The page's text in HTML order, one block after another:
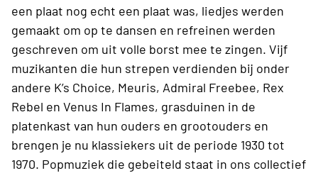
een plaat nog echt een plaat was, liedjes werden
gemaakt om op te dansen en refreinen werden
geschreven om uit volle borst mee te zingen. Vijf
muzikanten die hun strepen verdienden bij onder
andere K’s Choice, Meuris, Admiral Freebee, Rex
Rebel en Venus In Flames, grasduinen in de
platenkast van hun ouders en grootouders en
brengen je nu klassiekers uit de periode 1930 tot
1970. Popmuziek die gebeiteld staat in ons collectief